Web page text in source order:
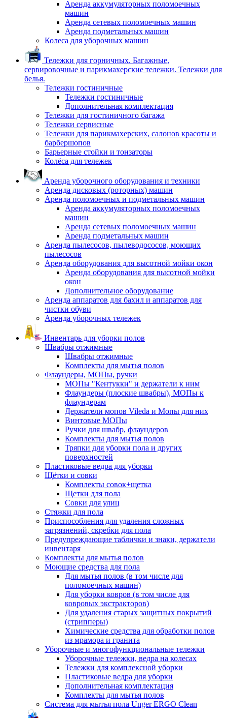
Аренда аккумуляторных поломоечных
машин
Аренда сетевых поломоечных машин
Аренда подметальных машин
Колеса для уборочных машин
Тележки для горничных. Багажные,
сервировочные и парикмахерские тележки. Тележки для
белья.
Тележки гостиничные
Тележки гостиничные
Дополнительная комплектация
Тележки для гостиничного багажа
Тележки сервисные
Тележки для парикмахерских, салонов красоты и
барбершопов
Барьерные стойки и тонзаторы
Колёса для тележек
Аренда уборочного оборудования и техники
Аренда дисковых (роторных) машин
Аренда поломоечных и подметальных машин
Аренда аккумуляторных поломоечных
машин
Аренда сетевых поломоечных машин
Аренда подметальных машин
Аренда пылесосов, пылеводососов, моющих
пылесосов
Аренда оборудования для высотной мойки окон
Аренда оборудования для высотной мойки
окон
Дополнительное оборудование
Аренда аппаратов для бахил и аппаратов для
чистки обуви
Аренда уборочных тележек
Инвентарь для уборки полов
Швабры отжимные
Швабры отжимные
Комплекты для мытья полов
Флаундеры, МОПы, ручки
МОПы "Кентукки" и держатели к ним
Флаундеры (плоские швабры), МОПы к
флаундерам
Держатели мопов Vileda и Мопы для них
Винтовые МОПы
Ручки для швабр, флаундеров
Комплекты для мытья полов
Тряпки для уборки пола и других
поверхностей
Пластиковые ведра для уборки
Щётки и совки
Комплекты совок+щетка
Щетки для пола
Совки для улиц
Стяжки для пола
Приспособления для удаления сложных
загрязнений, скребки для пола
Предупреждающие таблички и знаки, держатели
инвентаря
Комплекты для мытья полов
Моющие средства для пола
Для мытья полов (в том числе для
поломоечных машин)
Для уборки ковров (в том числе для
ковровых экстракторов)
Для удаления старых защитных покрытий
(стрипперы)
Химические средства для обработки полов
из мрамора и гранита
Уборочные и многофункциональные тележки
Уборочные тележки, ведра на колесах
Тележки для комплексной уборки
Пластиковые ведра для уборки
Дополнительная комплектация
Комплекты для мытья полов
Система для мытья пола Unger ERGO Clean